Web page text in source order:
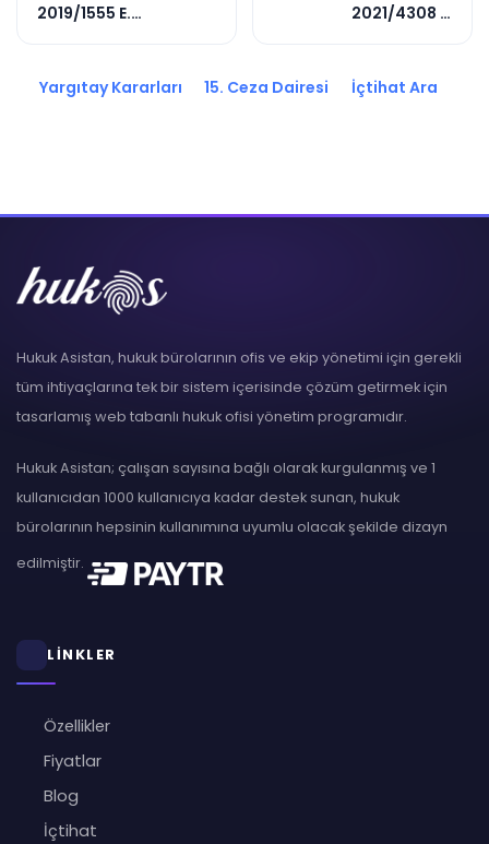
2019/1555 E.
2021/4308 E.
Yargıtay Kararları 15. Ceza Dairesi İçtihat Ara
Hukuk Asistan, hukuk bürolarının ofis ve ekip yönetimi için gerekli
tüm ihtiyaçlarına tek bir sistem içerisinde çözüm getirmek için
tasarlamış web tabanlı hukuk ofisi yönetim programıdır.
Hukuk Asistan; çalışan sayısına bağlı olarak kurgulanmış ve 1
kullanıcıdan 1000 kullanıcıya kadar destek sunan, hukuk
bürolarının hepsinin kullanımına uyumlu olacak şekilde dizayn
edilmiştir.
LİNKLER
Özellikler
Fiyatlar
Blog
İçtihat